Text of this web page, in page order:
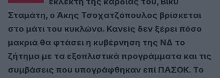
Σταμάτη, ο Άκης Τσοχατζόπουλος βρίσκεται
στο μάτι του κυκλώνα. Κανείς δεν ξέρει πόσο
μακριά θα φτάσει η κυβέρνηση της ΝΔ το
ζήτημα με τα εξοπλιστικά προγράμματα και τις
συμβάσεις που υπογράφθηκαν επί ΠΑΣΟΚ. Το